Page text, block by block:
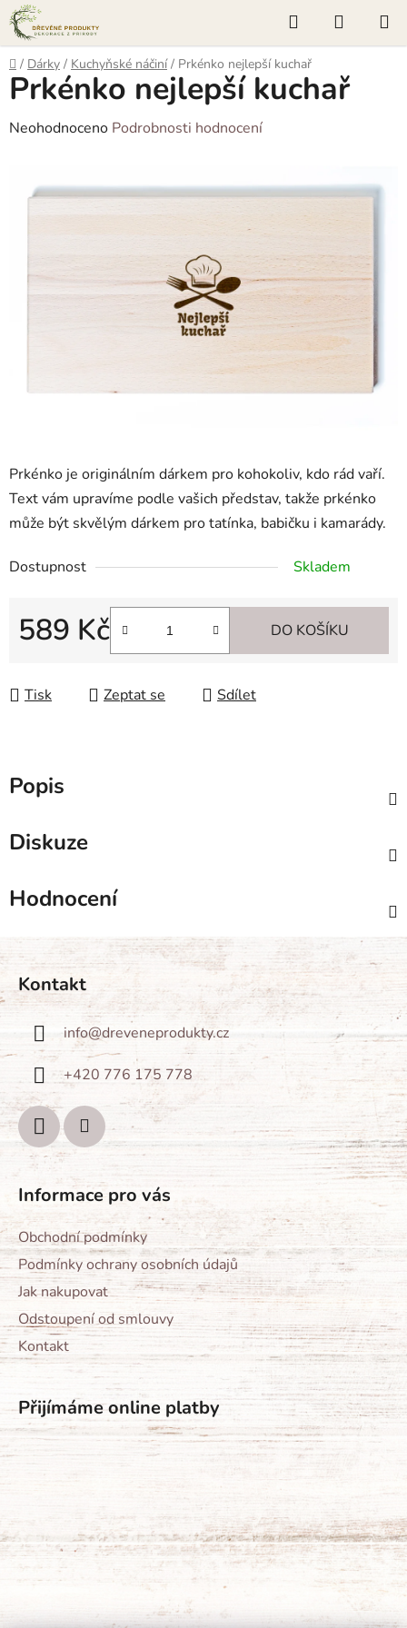
Přejít
na
obsah
Hledat
KOŠÍK
Domů
/ Dárky / Kuchyňské náčiní / Prkénko nejlepší kuchař
Prkénko je originálním dárkem pro kohokoliv, kdo rád vaří.
Text vám upravíme podle vašich představ, takže prkénko
může být skvělým dárkem pro tatínka, babičku i kamarády.
Dostupnost Skladem
589 Kč DO KOŠÍKU
Tisk Zeptat se Sdílet
Prkénko nejlepší kuchař
Průměrné
hvězdiček.
Neohodnoceno Podrobnosti hodnocení
Popis
Diskuze
Hodnocení
á
p
a
t
í
Kontakt
info@dreveneprodukty.cz
+420 776 175 778
Informace pro vás
Obchodní podmínky
Podmínky ochrany osobních údajů
Jak nakupovat
Odstoupení od smlouvy
Kontakt
Přijímáme online platby